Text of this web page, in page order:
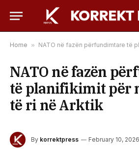
Home » NATO në fazën përfundimtare të
NATO në fazën
të planifikimit për
të ri në Arktik
By korrektpress February 10, 2026